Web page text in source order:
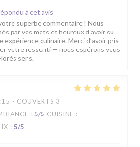
à cet avis
superbe commentaire ! Nous
par vos mots et heureux d’avoir su
expérience culinaire. Merci d’avoir pris
votre ressenti — nous espérons vous
- COUVERTS 3
: 5/5 CUISINE :
: 5/5